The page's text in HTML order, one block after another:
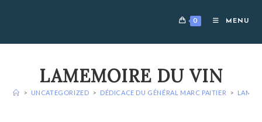
0 MENU
LAMEMOIRE DU VIN
> UNCATEGORIZED > DÉDICACE DU GÉNÉRAL MARC PAITIER >